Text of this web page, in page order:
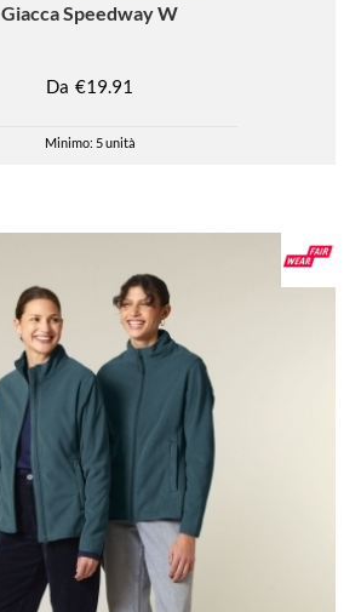
GiaccaSpeedway W
Da €19.91
Minimo: 5 unità